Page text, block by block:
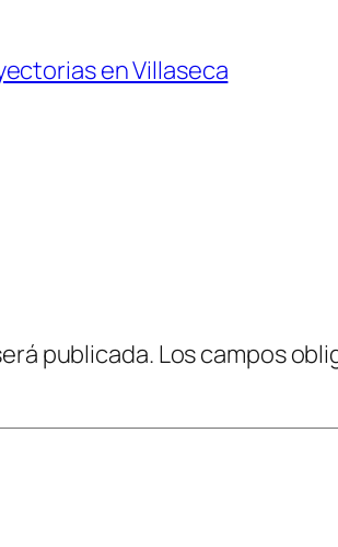
en Villaseca
publicada. Los campos